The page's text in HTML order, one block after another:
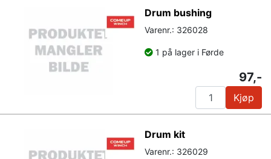
Drum bushing
Varenr.: 326028
1 på lager i Førde
97,-
Kjøp
Drum kit
Varenr.: 326029